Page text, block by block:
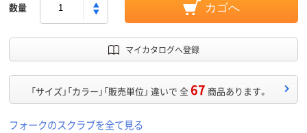
数量 カゴへ
マイカタログへ登録
「サイズ」「カラー」「販売単位」 違いで 全67 商品あります。
フォークのスクラブを全て見る